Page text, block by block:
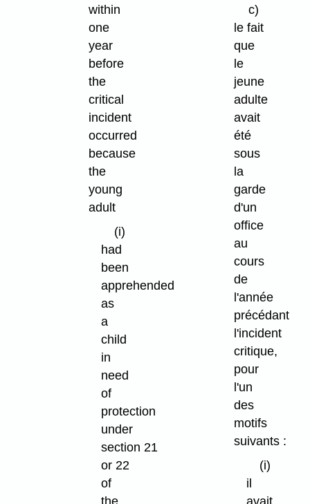
within
one
year
before
the
critical
incident
occurred
because
the
young
adult
(i)
had
been
apprehended
as
a
child
in
need
of
protection
under
section 21
or 22
of
c)
le fait
que
le
jeune
adulte
avait
été
sous
la
garde
d'un
office
au
cours
de
l'année
précédant
l'incident
critique,
pour
l'un
des
motifs
suivants :
(i)
il